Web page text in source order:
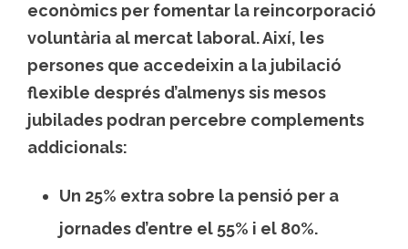
econòmics per fomentar la reincorporació
voluntària al mercat laboral. Així, les
persones que accedeixin a la jubilació
flexible després d’almenys sis mesos
jubilades podran percebre complements
addicionals:
Un 25% extrasobre la pensió per a
jornades d’entre el 55% i el 80%.